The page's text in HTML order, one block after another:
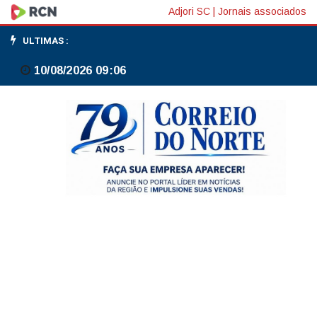
Durigan
diz
a
governo
Adjori SC Jornais associados
ULTIMAS :
10/08/2026 09:06